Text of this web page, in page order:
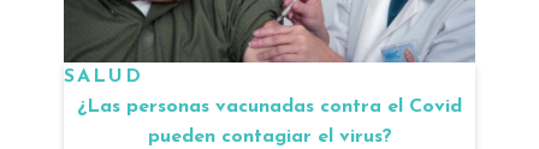
SALUD
¿Las personas vacunadas contra el Covid
pueden contagiar el virus?